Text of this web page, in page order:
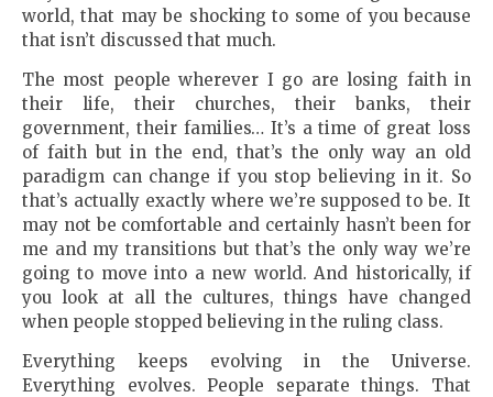
world, that may be shocking to some of you because
that isn’t discussed that much.
The most people wherever I go are losing faith in
their life, their churches, their banks, their
government, their families… It’s a time of great loss
of faith but in the end, that’s the only way an old
paradigm can change if you stop believing in it. So
that’s actually exactly where we’re supposed to be. It
may not be comfortable and certainly hasn’t been for
me and my transitions but that’s the only way we’re
going to move into a new world. And historically, if
you look at all the cultures, things have changed
when people stopped believing in the ruling class.
Everything keeps evolving in the Universe.
Everything evolves. People separate things. That